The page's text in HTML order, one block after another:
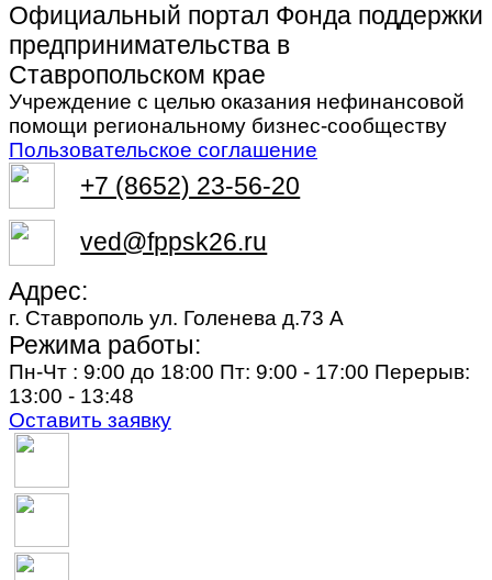
Официальный портал Фонда поддержки
предпринимательства в
Ставропольском крае
Учреждение с целью оказания нефинансовой
помощи региональному бизнес-сообществу
Пользовательское соглашение
+7 (8652) 23-56-20
ved@fppsk26.ru
Адрес:
г. Ставрополь ул. Голенева д.73 A
Режима работы:
Пн-Чт : 9:00 до 18:00 Пт: 9:00 - 17:00 Перерыв:
13:00 - 13:48
Оставить заявку